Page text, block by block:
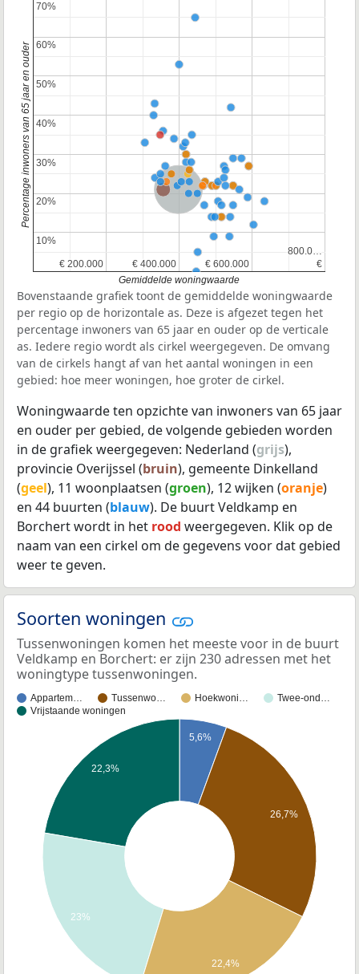
Nederland
€ 200.000
€ 200.000 € 400.000
€ 400.000 € 600.000
€ 600.000 €
€
800.0…
800.0…
10%
10%
20%
20%
30%
30%
40%
40%
50%
50%
60%
60%
70%
70%
Gemiddelde woningwaarde
Percentage inwoners van 65 jaar en ouder
Bovenstaande grafiek toont de gemiddelde woningwaarde
per regio op de horizontale as. Deze is afgezet tegen het
percentage inwoners van 65 jaar en ouder op de verticale
as. Iedere regio wordt als cirkel weergegeven. De omvang
van de cirkels hangt af van het aantal woningen in een
gebied: hoe meer woningen, hoe groter de cirkel.
Woningwaarde ten opzichte van inwoners van 65 jaar
en ouder per gebied, de volgende gebieden worden
in de grafiek weergegeven: Nederland (grijs),
provincie Overijssel (bruin), gemeente Dinkelland
(geel), 11 woonplaatsen (groen), 12 wijken (oranje)
en 44 buurten (blauw). De buurt Veldkamp en
Borchert wordt in het rood weergegeven. Klik op de
naam van een cirkel om de gegevens voor dat gebied
weer te geven.
Soorten woningen
Tussenwoningen komen het meeste voor in de buurt
Veldkamp en Borchert: er zijn 230 adressen met het
woningtype tussenwoningen.
Appartem… Tussenwo… Hoekwoni…
Twee-ond…
Vrijstaande woningen
5,6%
26,7%
22,3%
23%
22,4%